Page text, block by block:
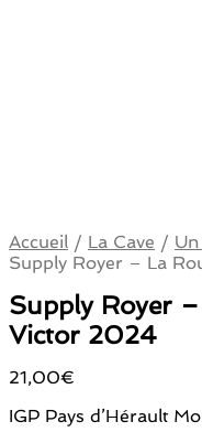
Accueil / La Cave /
Supply Royer – La
Supply Royer
Victor 2024
21,00€
IGP Pays d’Hérault